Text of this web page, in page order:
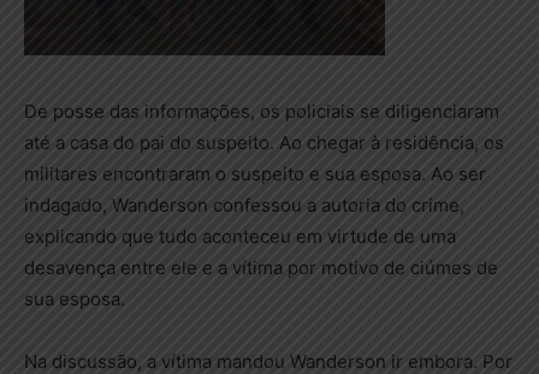
De posse das informações, os policiais se diligenciaram
até a casa do pai do suspeito. Ao chegar à residência, os
militares encontraram o suspeito e sua esposa. Ao ser
indagado, Wanderson confessou a autoria do crime,
explicando que tudo aconteceu em virtude de uma
desavença entre ele e a vítima por motivo de ciúmes de
sua esposa.
Na discussão, a vítima mandou Wanderson ir embora. Por